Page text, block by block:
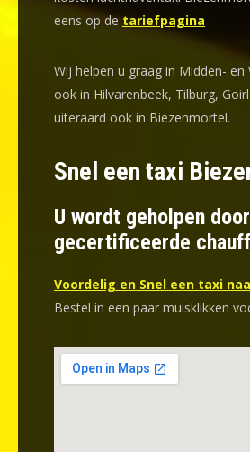
eens op de tariefpagina
Wij helpen u graag in Midden-
ook in Hilvarenbeek, Tilburg,
uiteraard ook in Biezenmortel.
Snel een taxi
U wordt geholpen door
gecertificeerde
Voordelig en Snel een taxi
Bestel in een paar muisklikken